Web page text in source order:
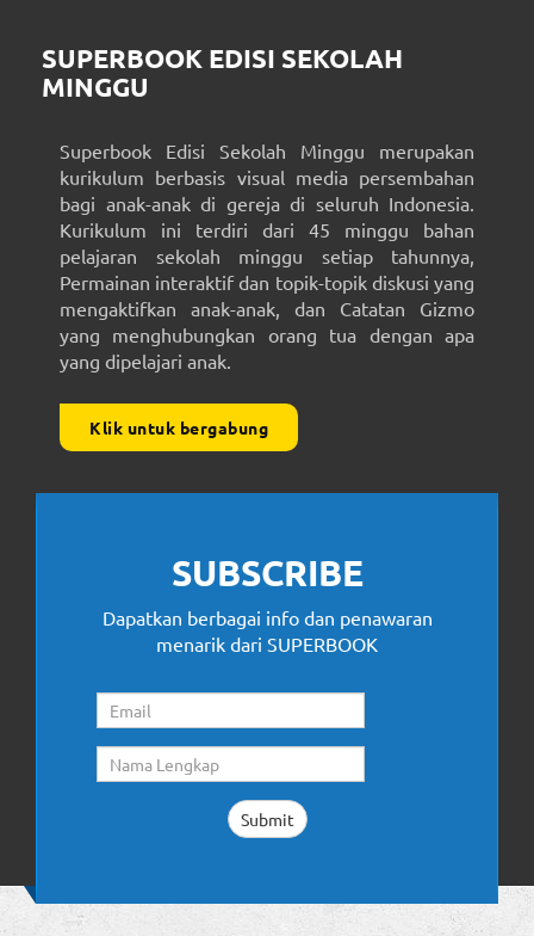
SUPERBOOK EDISI SEKOLAH
MINGGU
Superbook Edisi Sekolah Minggu merupakan
kurikulum berbasis visual media persembahan
bagi anak-anak di gereja di seluruh Indonesia.
Kurikulum ini terdiri dari 45 minggu bahan
pelajaran sekolah minggu setiap tahunnya,
Permainan interaktif dan topik-topik diskusi yang
mengaktifkan anak-anak, dan Catatan Gizmo
yang menghubungkan orang tua dengan apa
yang dipelajari anak.
Klik untuk bergabung
SUBSCRIBE
Dapatkan berbagai info dan penawaran
menarik dari SUPERBOOK